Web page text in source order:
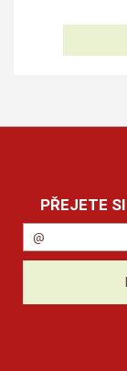
PŘEJETE